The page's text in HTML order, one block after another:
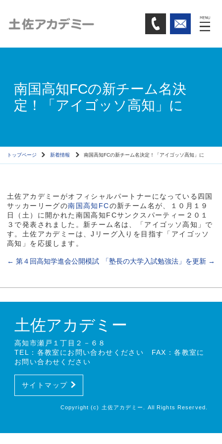
南国高知FCの新チーム名決
定！「アイゴッソ高知」に
トップページ 新着情報 南国高知FCの新チーム名決定！「アイゴッソ高知」に
土佐アカデミーがオフィシャルパートナーになっている四国
サッカーリーグの南国高知FCの新チーム名が、１０月１９
日（土）に開かれた南国高知FCサンクスパーティー２０１
３で発表されました。新チーム名は、「アイゴッソ高知」で
す。土佐アカデミーは、Jリーグ入りを目指す「アイゴッソ
高知」を応援します。
← 第４回高知学進会公開模試 「塾長の大学入試勉強法」を更新 →
土佐アカデミー
高知市瀬戸１丁目２－６８
TEL：各教室にお問い合わせください FAX：各教室に
お問い合わせください
サイトマップ
Copyright (c) 土佐アカデミー. All Rights Reserved.